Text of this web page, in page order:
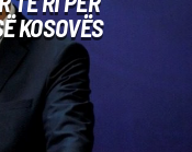
KOSOVËS